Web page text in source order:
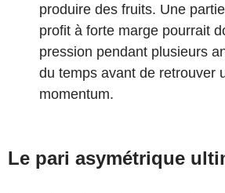
produire des fruits. Une
profit à forte marge pourrait
pression pendant plusieurs
du temps avant de retrouver
momentum.
Le pari asymétrique